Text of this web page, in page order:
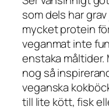
som dels har
mycket protein
veganmat inte
enstaka måltider.
nog så
veganska
till lite kött, fisk